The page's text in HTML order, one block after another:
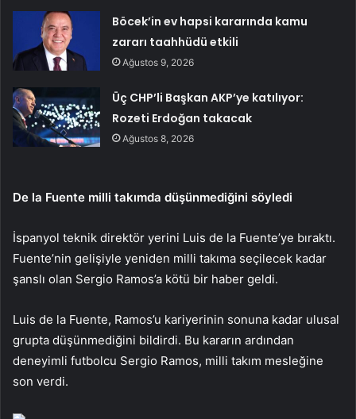
Böcek’in ev hapsi kararında kamu
zararı taahhüdü etkili
Ağustos 9, 2026
Üç CHP’li Başkan AKP’ye katılıyor:
Rozeti Erdoğan takacak
Ağustos 8, 2026
De la Fuente milli takımda düşünmediğini söyledi
İspanyol teknik direktör yerini Luis de la Fuente’ye bıraktı.
Fuente’nin gelişiyle yeniden milli takıma seçilecek kadar
şanslı olan Sergio Ramos’a kötü bir haber geldi.
Luis de la Fuente, Ramos’u kariyerinin sonuna kadar ulusal
grupta düşünmediğini bildirdi. Bu kararın ardından
deneyimli futbolcu Sergio Ramos, milli takım mesleğine
son verdi.